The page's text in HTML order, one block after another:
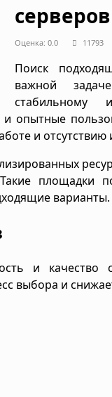
Оценка: 0.0 11793
Поиск
важной
стабильному
и опытные
и отсутствию
площадки
варианты.
и
выбора и